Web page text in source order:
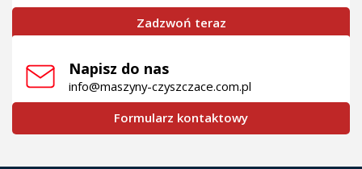
Zadzwoń teraz
Napisz do nas
info@maszyny-czyszczace.com.pl
Formularz kontaktowy